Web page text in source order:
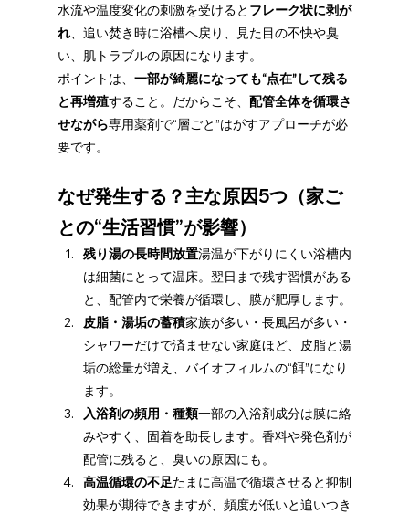
水流や温度変化の刺激を受けると フレーク状に剥が
れ、追い焚き時に浴槽へ戻り、見た目の不快や臭
い、肌トラブルの原因になります。
ポイントは、 一部が綺麗になっても“点在”して残る
と再増殖すること。だからこそ、 配管全体を循環さ
せながら専用薬剤で“層ごと”はがすアプローチが必
要です。
なぜ発生する？主な原因5つ（家ご
との“生活習慣”が影響）
残り湯の長時間放置湯温が下がりにくい浴槽内
は細菌にとって温床。翌日まで残す習慣がある
と、配管内で栄養が循環し、膜が肥厚します。
皮脂・湯垢の蓄積家族が多い・長風呂が多い・
シャワーだけで済ませない家庭ほど、皮脂と湯
垢の総量が増え、バイオフィルムの“餌”になり
ます。
入浴剤の頻用・種類一部の入浴剤成分は膜に絡
みやすく、固着を助長します。香料や発色剤が
配管に残ると、臭いの原因にも。
高温循環の不足たまに高温で循環させると抑制
効果が期待できますが、頻度が低いと追いつき